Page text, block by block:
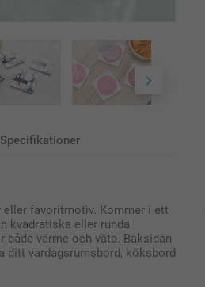
Specifikationer
favoritmotiv. Kommer i ett
kvadratiska eller runda
värme och väta. Baksidan
ditt vardagsrumsbord, köksbord